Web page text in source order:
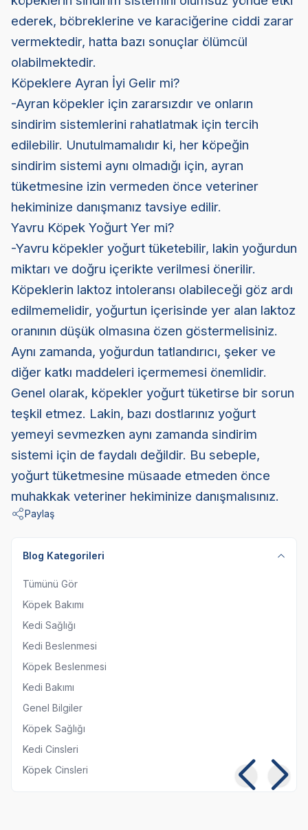
ederek, böbreklerine ve karaciğerine ciddi zarar
vermektedir, hatta bazı sonuçlar ölümcül
olabilmektedir.
Köpeklere Ayran İyi Gelir mi?
-Ayran köpekler için zararsızdır ve onların
sindirim sistemlerini rahatlatmak için tercih
edilebilir. Unutulmamalıdır ki, her köpeğin
sindirim sistemi aynı olmadığı için, ayran
tüketmesine izin vermeden önce veteriner
hekiminize danışmanız tavsiye edilir.
Yavru Köpek Yoğurt Yer mi?
-Yavru köpekler yoğurt tüketebilir, lakin yoğurdun
miktarı ve doğru içerikte verilmesi önerilir.
Köpeklerin laktoz intoleransı olabileceği göz ardı
edilmemelidir, yoğurtun içerisinde yer alan laktoz
oranının düşük olmasına özen göstermelisiniz.
Aynı zamanda, yoğurdun tatlandırıcı, şeker ve
diğer katkı maddeleri içermemesi önemlidir.
Genel olarak, köpekler yoğurt tüketirse bir sorun
teşkil etmez. Lakin, bazı dostlarınız yoğurt
yemeyi sevmezken aynı zamanda sindirim
sistemi için de faydalı değildir. Bu sebeple,
yoğurt tüketmesine müsaade etmeden önce
muhakkak veteriner hekiminize danışmalısınız.
Paylaş
Blog Kategorileri
Tümünü Gör
Köpek Bakımı
Kedi Sağlığı
Kedi Beslenmesi
Köpek Beslenmesi
Kedi Bakımı
Genel Bilgiler
Köpek Sağlığı
Kedi Cinsleri
Köpek Cinsleri